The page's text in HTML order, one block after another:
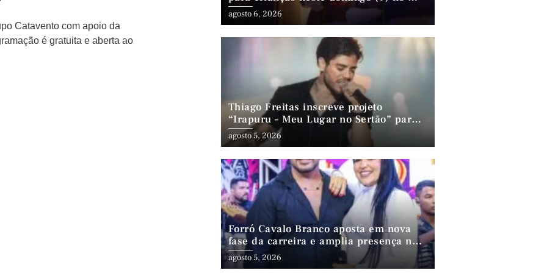
Catavento com apoio da
é gratuita e aberta ao
Ceará
agosto 6, 2026
Thiago Freitas inscreve projeto
“Irapuru – Meu Lugar no Sertão” para o
Latin Grammy 2026
agosto 5, 2026
Forró Cavalo Branco aposta em nova
fase da carreira e amplia presença no
cenário nordestino
agosto 5, 2026